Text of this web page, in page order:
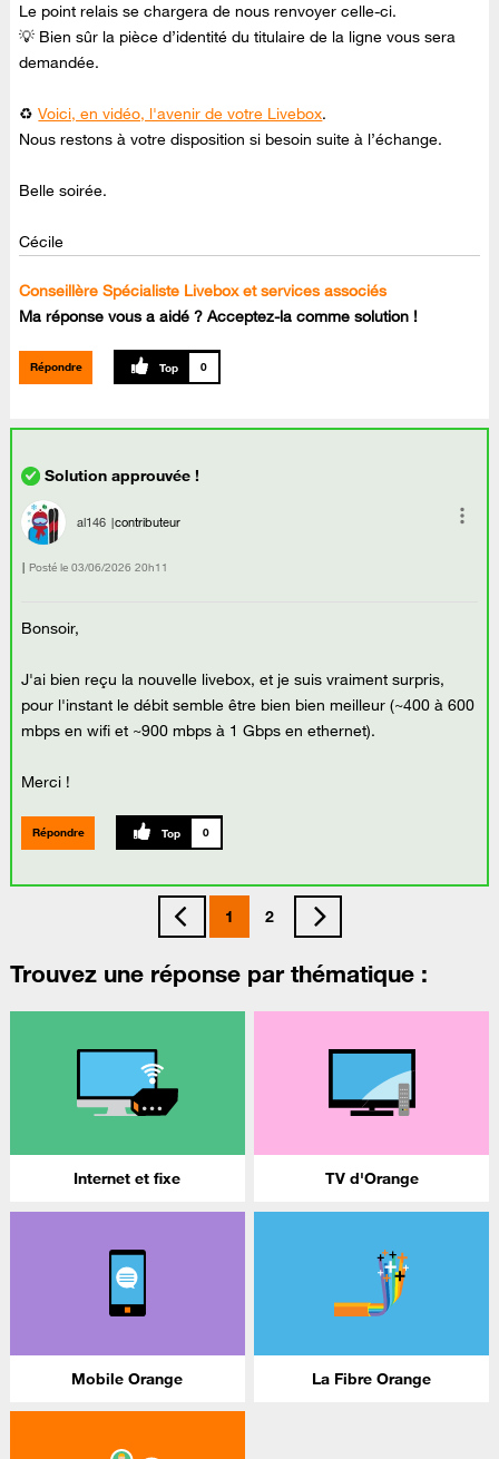
Le point relais se chargera de nous renvoyer celle-ci.
💡 Bien sûr la pièce d’identité du titulaire de la ligne vous sera
demandée.
♻Voici, en vidéo, l'avenir de votre Livebox.
Nous restons à votre disposition si besoin suite à l’échange.
Belle soirée.
Cécile
Conseillère Spécialiste Livebox et services associés
Ma réponse vous a aidé ? Acceptez-la comme solution !
Répondre 0
al146 contributeur
Posté le ‎03/06/2026 20h11
Bonsoir,
J'ai bien reçu la nouvelle livebox, et je suis vraiment surpris,
pour l'instant le débit semble être bien bien meilleur (~400 à 600
mbps en wifi et ~900 mbps à 1 Gbps en ethernet).
Merci !
Répondre 0
1 2
Trouvez une réponse par thématique :
Internet et fixe TV d'Orange
Mobile Orange La Fibre Orange